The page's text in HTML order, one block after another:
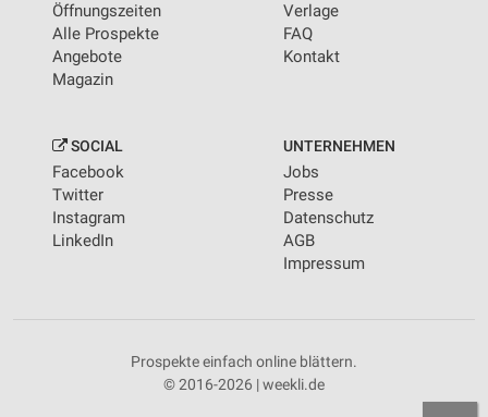
Öffnungszeiten
Alle Prospekte
Angebote
Magazin
Verlage
FAQ
Kontakt
SOCIAL
Facebook
Twitter
Instagram
LinkedIn
UNTERNEHMEN
Jobs
Presse
Datenschutz
AGB
Impressum
Prospekte einfach online blättern.
© 2016-2026 | weekli.de